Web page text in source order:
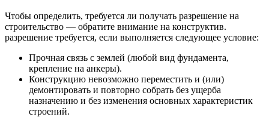
Чтобы определить, требуется ли получать разрешение на
строительство — обратите внимание на конструктив.
разрешение требуется, если выполняется следующее условие:
Прочная связь с землей (любой вид фундамента,
крепление на анкеры).
Конструкцию невозможно переместить и (или)
демонтировать и повторно собрать без ущерба
назначению и без изменения основных характеристик
строений.